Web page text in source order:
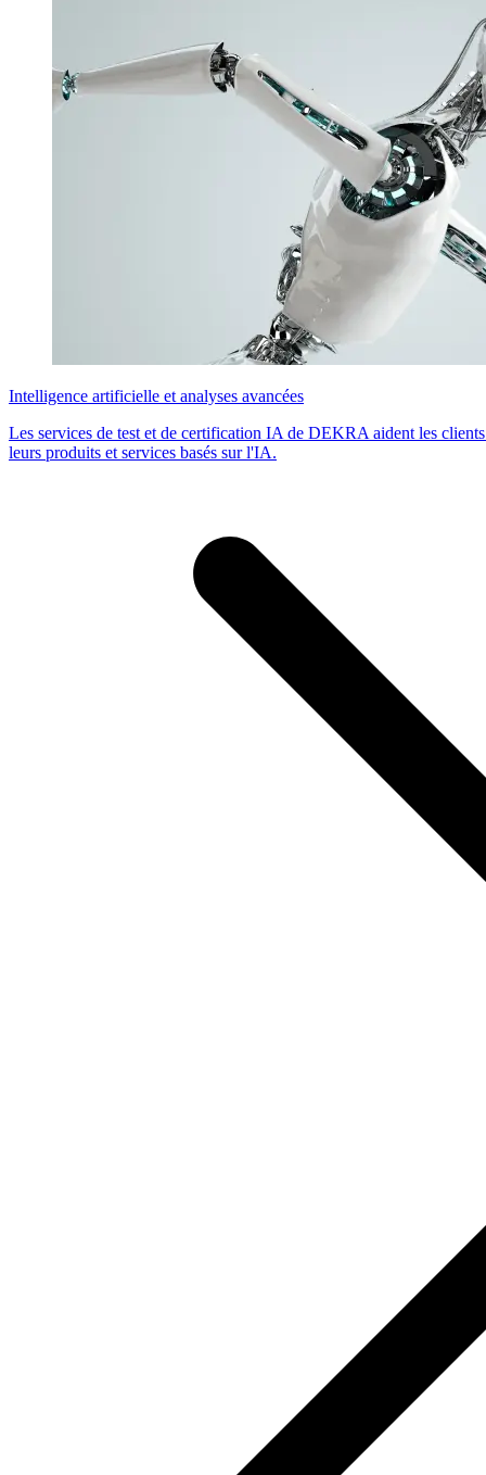
Intelligence artificielle et analyses avancées
Les services de test et de certification IA de DEKRA aident les
leurs produits et services basés sur l'IA.